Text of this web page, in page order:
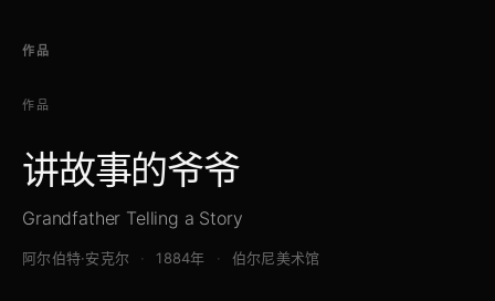
作品
作品
讲故事的爷爷
Grandfather Telling a Story
阿尔伯特·安克尔 1884年 伯尔尼美术馆